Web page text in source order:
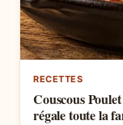
RECETTES
Couscous
régale toute la